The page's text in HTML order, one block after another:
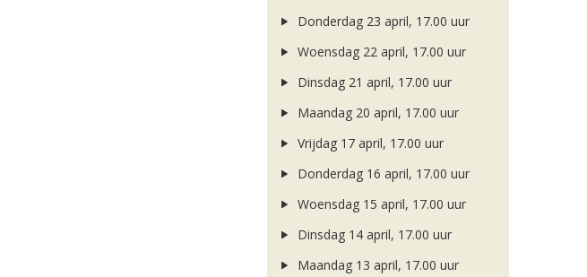
Donderdag 23 april, 17.00 uur
Woensdag 22 april, 17.00 uur
Dinsdag 21 april, 17.00 uur
Maandag 20 april, 17.00 uur
Vrijdag 17 april, 17.00 uur
Donderdag 16 april, 17.00 uur
Woensdag 15 april, 17.00 uur
Dinsdag 14 april, 17.00 uur
Maandag 13 april, 17.00 uur